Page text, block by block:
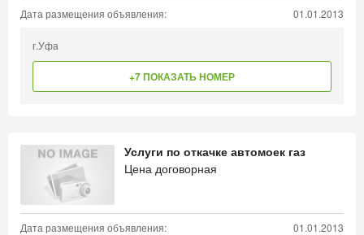
Дата размещения объявления: 01.01.2013
г.Уфа
+7 ПОКАЗАТЬ НОМЕР
Услуги по откачке автомоек газ
Цена договорная
Дата размещения объявления: 01.01.2013